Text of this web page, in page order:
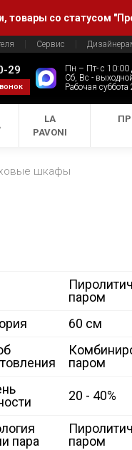
товары со статусом
Сервис
29
Пн – Пт- с 10:00
Сб, Вс -
Рабочая
LA
PAVONI
шкафы
паром
60 см
паром
20 - 40%
пара
паром